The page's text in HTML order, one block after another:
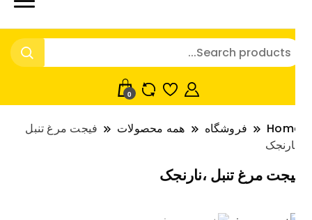
تاین کادویی کریسمس اکسسوری
محصولات خاص فیجت اسباب بازی تراول ماگ نایکر
فروش عمده لوازم هالووین ولن تاین کادویی
اکسسوری ماسک در واردات مستقیم
0
فروشگاه همه محصولات
فیجت مرغ تنبل
مرغ تنبل ،نارنجک